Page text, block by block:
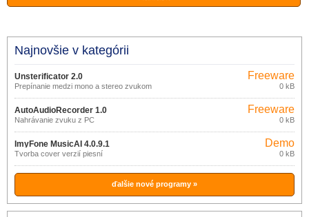
Najnovšie v kategórii
Unsterificator 2.0
Prepínanie medzi mono a stereo zvukom
Freeware
0 kB
AutoAudioRecorder 1.0
Nahrávanie zvuku z PC
Freeware
0 kB
ImyFone MusicAI 4.0.9.1
Tvorba cover verzií piesní
Demo
0 kB
ďalšie nové programy »